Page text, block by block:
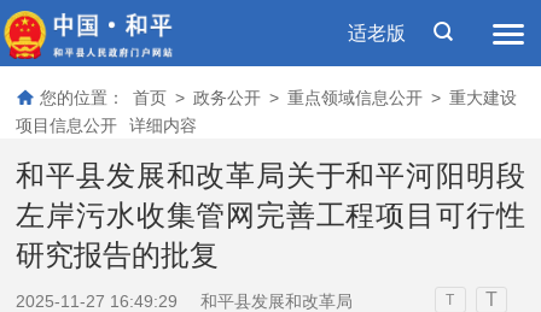
适老版
您的位置： 首页 > 政务公开 > 重点领域信息公开 > 重大建设
项目信息公开
详细内容
和平县发展和改革局关于和平河阳明段
左岸污水收集管网完善工程项目可行性
研究报告的批复
2025-11-27 16:49:29 和平县发展和改革局 T T